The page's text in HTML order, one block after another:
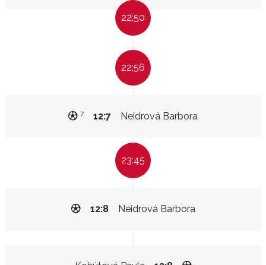
22:50
22:56
Neidrová Barbora
12:7
7
23:45
Neidrová Barbora
12:8